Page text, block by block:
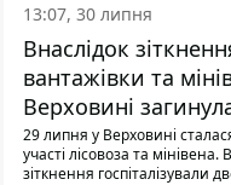
13:07, 30 липня
Внаслідок
вантажівки та
Верховині
пасажирка,
лікарні
29 липня у Верховині
участі лісовоза та мінівена.
зіткнення госпіталізували